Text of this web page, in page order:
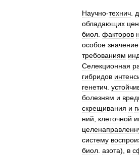
Научно-технич
обладающих
биол факторов
особое значение
требованиям
Селекционная
гибридов
генетич
болезням и
скрещивания и
ний
клеточной
систему
биол азота), в